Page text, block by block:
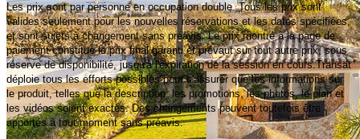
Les prix sont par personne en occupation double. Tous les prix sont
valides seulement pour les nouvelles réservations et les dates spécifiées,
et sont sujets à changement sans préavis. Le prix montré à la page de
paiement constitue le prix final garanti et prévaut sur tout autre prix, sous
réserve de disponibilité, jusqu'à l'expiration de la session en cours.Transat
déploie tous les efforts possibles pour s'assurer que les informations sur
le produit, telles que la description, les promotions, les photos, le plan et
les vidéos soient exactes. Des changements peuvent toutefois être
apportés à tout moment sans préavis.